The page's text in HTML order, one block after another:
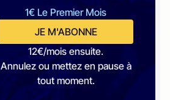
1€ Le Premier Mois
JE M'ABONNE
12€/mois ensuite.
Annulez ou mettez en pause à
tout moment.